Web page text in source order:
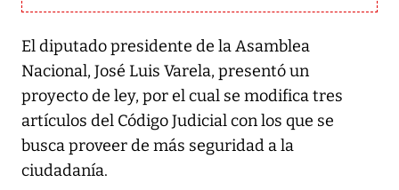
El diputado presidente de la Asamblea
Nacional, José Luis Varela, presentó un
proyecto de ley, por el cual se modifica tres
artículos del Código Judicial con los que se
busca proveer de más seguridad a la
ciudadanía.